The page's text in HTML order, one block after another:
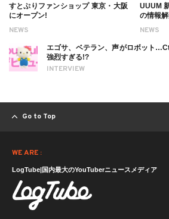
NEWS
すとぷりファンショップ 東京・大阪
にオープン!
NEWS
UUUM
の情報
INTERVIEW
エゴサ、ベテラン、声がロボット
強烈すぎる!?
Go to Top
WE ARE :
LogTube|国内最大のYouTuberニュースメディア